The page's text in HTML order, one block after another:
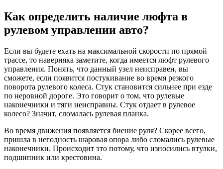
Как определить наличие люфта в
рулевом управлении авто?
Если вы будете ехать на максимальной скорости по прямой
трассе, то наверняка заметите, когда имеется люфт рулевого
управления. Понять, что данный узел неисправен, вы
сможете, если появится постукивание во время резкого
поворота рулевого колеса. Стук становится сильнее при езде
по неровной дороге. Это говорит о том, что рулевые
наконечники и тяги неисправны. Стук отдает в рулевое
колесо? Значит, сломалась рулевая планка.
Во время движения появляется биение руля? Скорее всего,
пришла в негодность шаровая опора либо сломались рулевые
наконечники. Происходит это потому, что износились втулки,
подшипник или крестовина.